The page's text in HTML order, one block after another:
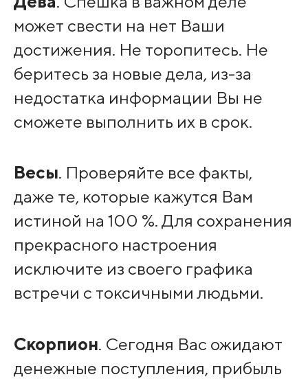
может свести на нет Ваши
достижения. Не торопитесь. Не
беритесь за новые дела, из-за
недостатка информации Вы не
сможете выполнить их в срок.
Весы. Проверяйте все факты,
даже те, которые кажутся Вам
истиной на 100 %. Для сохранения
прекрасного настроения
исключите из своего графика
встречи с токсичными людьми.
Скорпион. Сегодня Вас ожидают
денежные поступления, прибыль